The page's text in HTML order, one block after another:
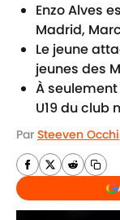
Enzo Alves
Madrid,
Le jeune
jeunes des
À
U19 du club
Par Steeven